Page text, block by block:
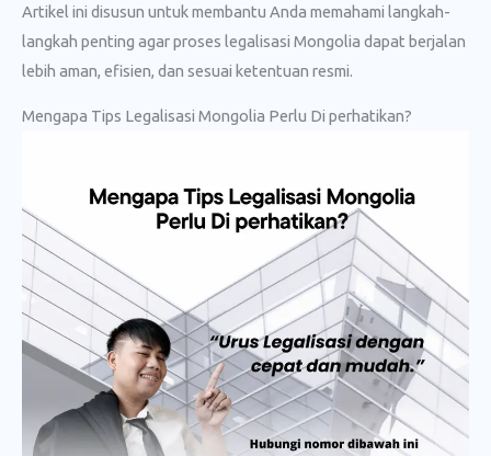
Artikel ini disusun untuk membantu Anda memahami langkah-
langkah penting agar proses legalisasi Mongolia dapat berjalan
lebih aman, efisien, dan sesuai ketentuan resmi.
Mengapa Tips Legalisasi Mongolia Perlu Di perhatikan?